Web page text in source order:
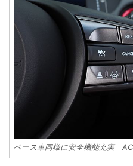
ベース車同様に安全機能充実